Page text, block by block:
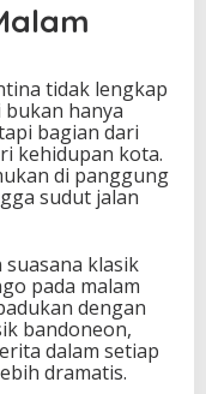
tidak lengkap
hanya
bagian dari
kehidupan kota.
di panggung
sudut jalan
klasik
pada malam
dengan
bandoneon,
dalam setiap
dramatis.